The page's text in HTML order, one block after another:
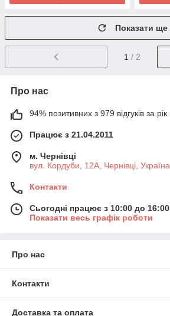
Показати ще
1 / 2
Про нас
94% позитивних з 979 відгуків за рік
Працює з 21.04.2011
м. Чернівці
вул. Кордуби, 12А, Чернівці, Україна
Контакти
Сьогодні працює з 10:00 до 16:00
Показати весь графік роботи
Про нас
Контакти
Доставка та оплата